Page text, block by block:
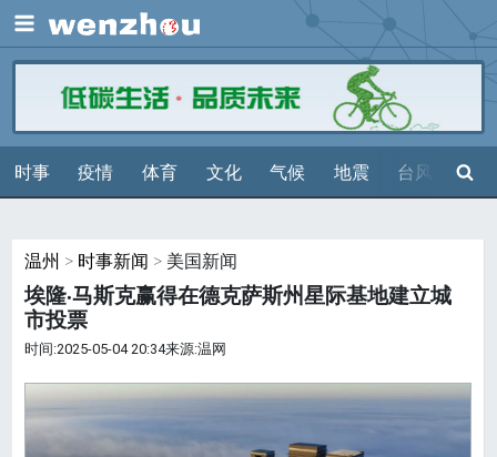
展开
时事 疫情 体育 文化 气候 地震 台风 天气
搜索
温州 > 时事新闻 > 美国新闻
埃隆·马斯克赢得在德克萨斯州星际基地建立城
市投票
时间:2025-05-04 20:34来源:温网